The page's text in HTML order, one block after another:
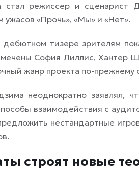
стал режиссер и сценарист
ужасов «Прочь», «Мы» и «Нет».
дебютном тизере зрителям
София Лиллис, Хантер
жанр проекта по-прежнему
неоднократно заявлял,
взаимодействия с
нестандартные
строят новые